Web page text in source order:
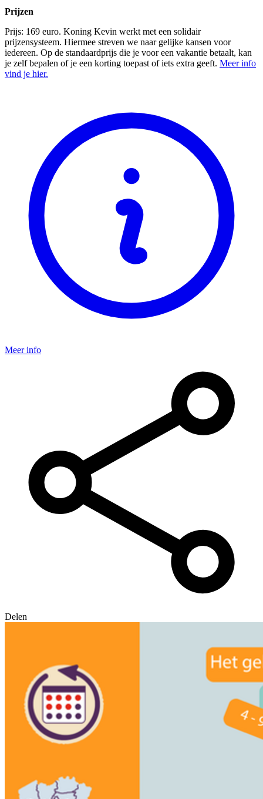
Prijzen
Prijs: 169 euro. Koning Kevin werkt met een solidair
prijzensysteem. Hiermee streven we naar gelijke kansen voor
iedereen. Op de standaardprijs die je voor een vakantie betaalt, kan
je zelf bepalen of je een korting toepast of iets extra geeft. Meer info
vind je hier.
Meer info
Delen